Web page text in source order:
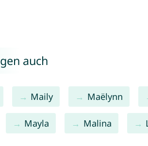
auch
Maily Maëlynn
Mayla Malina